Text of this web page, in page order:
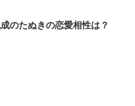
のたぬきの恋愛相性は？